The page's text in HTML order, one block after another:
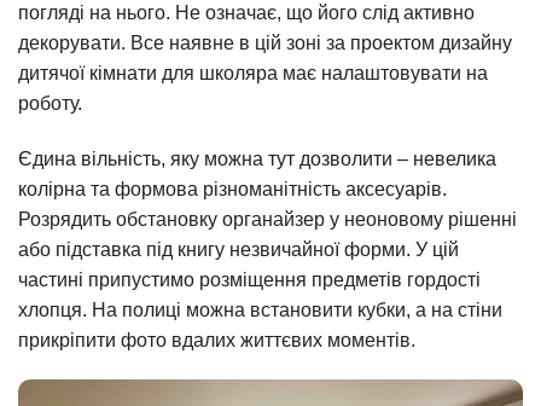
погляді на нього. Не означає, що його слід активно
декорувати. Все наявне в цій зоні за проектом дизайну
дитячої кімнати для школяра має налаштовувати на
роботу.
Єдина вільність, яку можна тут дозволити – невелика
колірна та формова різноманітність аксесуарів.
Розрядить обстановку органайзер у неоновому рішенні
або підставка під книгу незвичайної форми. У цій
частині припустимо розміщення предметів гордості
хлопця. На полиці можна встановити кубки, а на стіни
прикріпити фото вдалих життєвих моментів.